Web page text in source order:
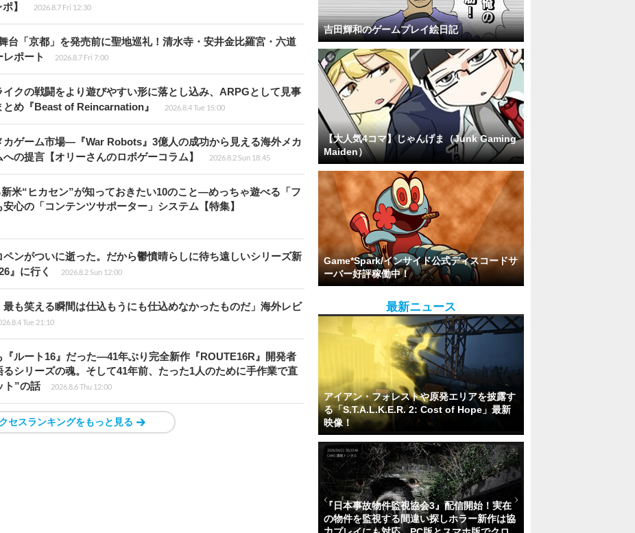
】
2026.8.7 Fri 12:30
台「京都」を発売前に聖地巡礼！清水寺・安井金比羅宮・六道
ポート
2026.8.7 Fri 7:00
イクの戦闘をより遊びやすい形に落とし込み、ARPGとして見事
め『Beast of Reincarnation』
2026.8.4 Tue 15:00
カゲーム市場―『War Robots』3億人の成功から見える海外メカ
の提言【オリーさんのロボゲーコラム】
2026.8.2 Sun 18:45
米“ヒカセン”が知っておきたい10のこと―めっちゃ遊べる「フ
心の「コンテンツサポーター」システム【特集】
ンがついに逝った。だから鬱憤晴らしに待ち遠しいシリーズ新
』に行く
2026.8.2 Sun 12:00
最も笑える瞬間は仕込もうにも仕込めなかったものだ」海外レビ
Tue 21:10
ルート16』だった―41年ぶり完全新作『ROUTE16R』開発者
シリーズの魂。そして41年前、たった1人のために手作業で直
ト”の話
2026.8.6 Thu 12:00
セスランキングをもっと見る
吉田輝和のゲームプレイ絵日記
【大人気4コマ】じゃんげま（Junk Gaming
Maiden）
Game*Spark/インサイド公式ディスコードサ
ーバー好評稼働中！
最新ニュース
アイアン・フォレストや原発エリアを披露す
る「S.T.A.L.K.E.R. 2: Cost of Hope」最新
映像！
『日本事故物件監視協会3』配信開始！実在
の物件を監視する間違い探しホラー新作は協